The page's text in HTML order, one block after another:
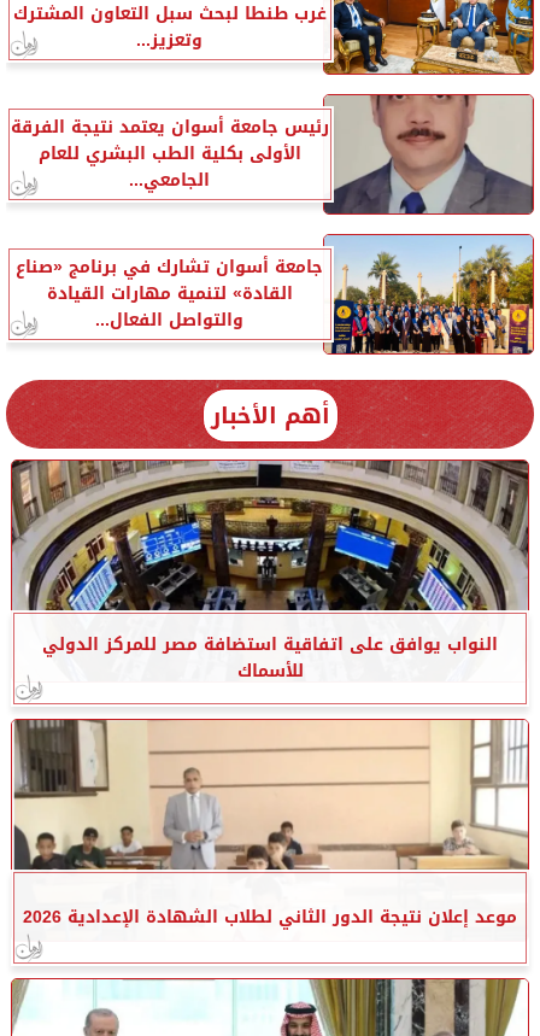
غرب طنطا لبحث سبل التعاون المشترك
وتعزيز...
رئيس جامعة أسوان يعتمد نتيجة الفرقة
الأولى بكلية الطب البشري للعام
الجامعي...
جامعة أسوان تشارك في برنامج «صناع
القادة» لتنمية مهارات القيادة
والتواصل الفعال...
أهم الأخبار
النواب يوافق على اتفاقية استضافة مصر للمركز الدولي
للأسماك
موعد إعلان نتيجة الدور الثاني لطلاب الشهادة الإعدادية 2026